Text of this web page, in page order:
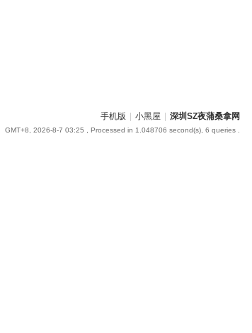
手机版 小黑屋 深圳SZ夜蒲桑拿网
GMT+8, 2026-8-7 03:25 , Processed in 1.048706 second(s), 6 queries .